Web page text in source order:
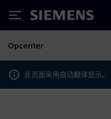
Siemens
Opcenter
此页面采用自动翻译显示。